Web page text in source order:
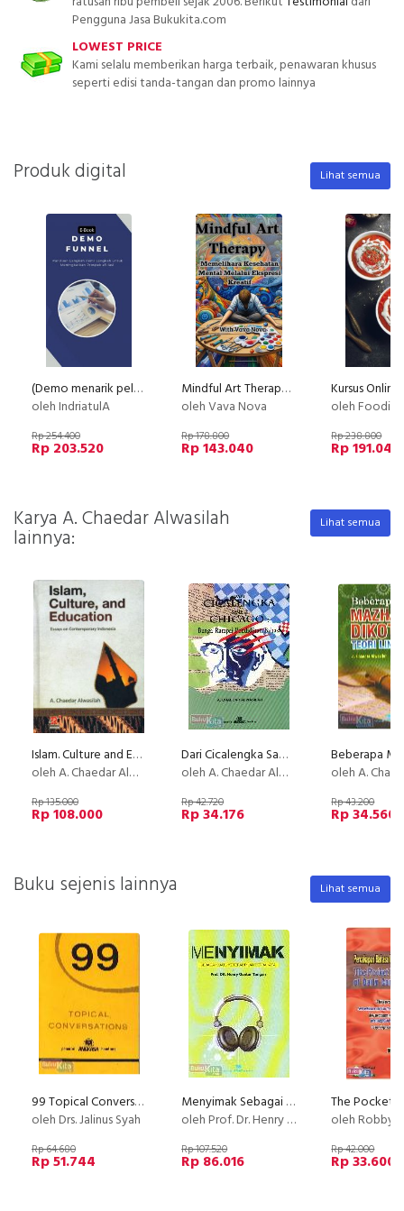
Pengguna Jasa Bukukita.com
LOWEST PRICE
Kami selalu memberikan harga terbaik, penawaran khusus
seperti edisi tanda-tangan dan promo lainnya
Produk digital Lihat semua
(Demo menarik pelanggan menuju link Affiliasi)
oleh IndriatulA
Rp 254.400
Rp 203.520
Mindful Art Therapy,Memelihara Kesehatan Mental Melalui Ekspresi Kreatif
oleh Vava Nova
Rp 178.800
Rp 143.040
oleh Foodior
Rp 238.800
Rp 191.040
Karya A. Chaedar Alwasilah
lainnya:
Lihat semua
Islam. Culture and Education [HC]
oleh A. Chaedar Alwasilah
Rp 135.000
Rp 108.000
Dari Cicalengka Sampai Chicago - Bunga Rampai Pendidikan Bangsa
oleh A. Chaedar Alwasilah
Rp 42.720
Rp 34.176
oleh A. Chaedar
Rp 43.200
Rp 34.560
Buku sejenis lainnya Lihat semua
99 Topical Conversation
oleh Drs. Jalinus Syah
Rp 64.680
Rp 51.744
Menyimak Sebagai Suatu Keterampilan Berbahasa
oleh Prof. Dr. Henry Guntur Tarigan
Rp 107.520
Rp 86.016
oleh Robby
Rp 42.000
Rp 33.600